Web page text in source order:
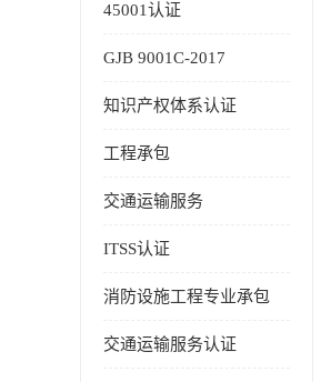
45001认证
GJB 9001C-2017
知识产权体系认证
工程承包
交通运输服务
ITSS认证
消防设施工程专业承包
交通运输服务认证